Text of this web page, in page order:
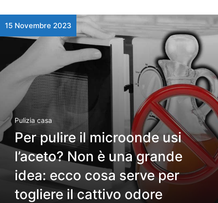
15 Novembre 2023
Pulizia casa
Per pulire il microonde usi
l’aceto? Non è una grande
idea: ecco cosa serve per
togliere il cattivo odore